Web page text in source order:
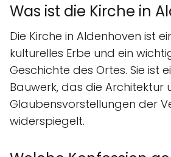
Was ist die Kirche in
Die Kirche in Aldenhoven ist
kulturelles Erbe und ein
Geschichte des Ortes. Sie ist
Bauwerk, das die Architektur
Glaubensvorstellungen der
widerspiegelt.